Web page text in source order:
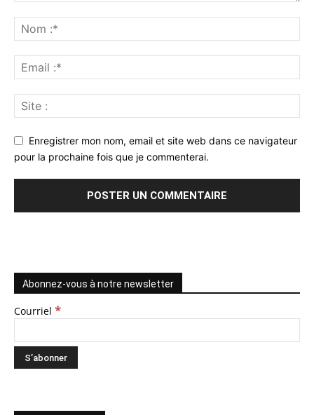
Enregistrer mon nom, email et site web dans ce navigateur
pour la prochaine fois que je commenterai.
Abonnez-vous à notre newsletter
Courriel *